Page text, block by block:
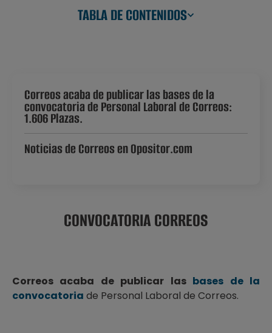
TABLA DE CONTENIDOS
Correos acaba de publicar las bases de la
convocatoria de Personal Laboral de Correos:
1.606 Plazas.
Noticias de Correos en Opositor.com
CONVOCATORIA CORREOS
Correos acaba de publicar las bases de la
convocatoria de Personal Laboral de Correos.